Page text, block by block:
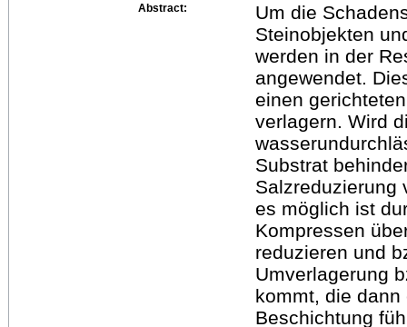
Abstract:
Um die
Steinobjekten
werden in der
angewendet.
einen
verlagern. Wird
Substrat
Salzreduzierung
es möglich ist
Kompressen
reduzieren und
Umverlagerung
kommt, die
Beschichtung